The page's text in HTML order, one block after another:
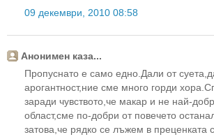
09 декември, 2010 08:58
Анонимен каза...
Пропуснато е само едно.Дали от
арогантност,ние сме много горди
заради чувството,че макар и не най-
област,сме по-добри от повечето
затова,че рядко се лъжем в преценката